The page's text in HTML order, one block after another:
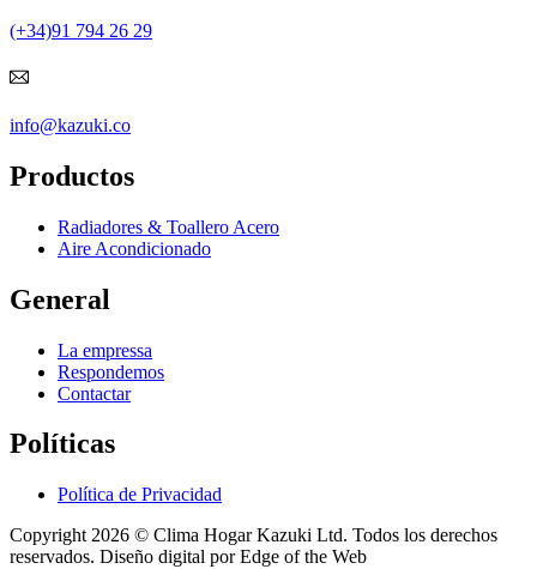
(+34)91 794 26 29
info@kazuki.co
Productos
Radiadores & Toallero Acero
Aire Acondicionado
General
La empressa
Respondemos
Contactar
Políticas
Política de Privacidad
Copyright 2026 © Clima Hogar Kazuki Ltd. Todos los derechos
reservados. Diseño digital por Edge of the Web